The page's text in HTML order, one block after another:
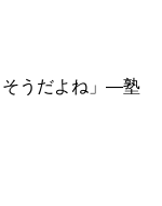
そうだよね」―塾